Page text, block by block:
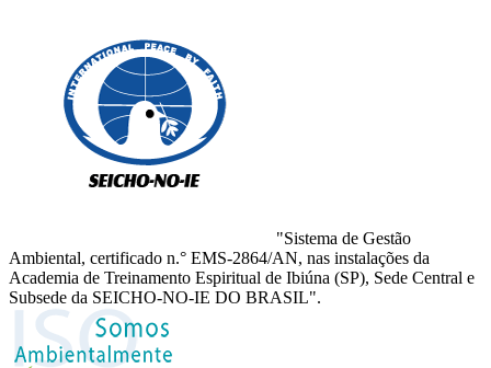
"Sistema de Gestão
Ambiental, certificado n.° EMS-2864/AN, nas instalações da
Academia de Treinamento Espiritual de Ibiúna (SP), Sede Central e
Subsede da SEICHO-NO-IE DO BRASIL".